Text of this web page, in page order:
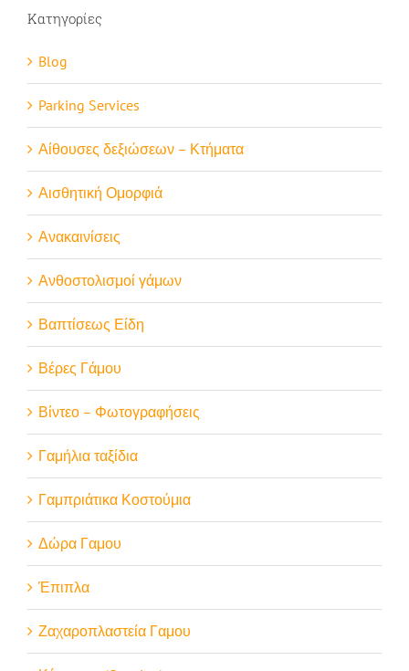
Κατηγορίες
Blog
Parking Services
Αίθουσες δεξιώσεων – Κτήματα
Αισθητική Ομορφιά
Ανακαινίσεις
Ανθοστολισμοί γάμων
Βαπτίσεως Είδη
Βέρες Γάμου
Βίντεο – Φωτογραφήσεις
Γαμήλια ταξίδια
Γαμπριάτικα Κοστούμια
Δώρα Γαμου
Έπιπλα
Ζαχαροπλαστεία Γαμου